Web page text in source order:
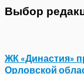
Выбор
ЖК «Династия»
Орловской